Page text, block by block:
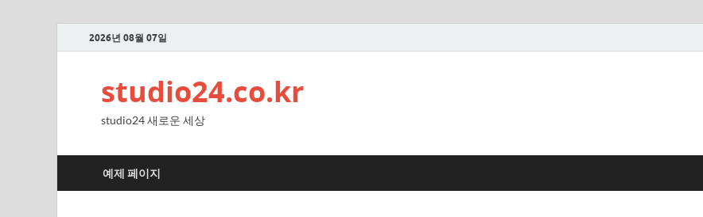
2026년 08월 07일
studio24.co.kr
studio24 새로운 세상
예제 페이지